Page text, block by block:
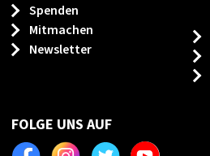
Spenden
Mitmachen
Newsletter
FOLGE UNS AUF